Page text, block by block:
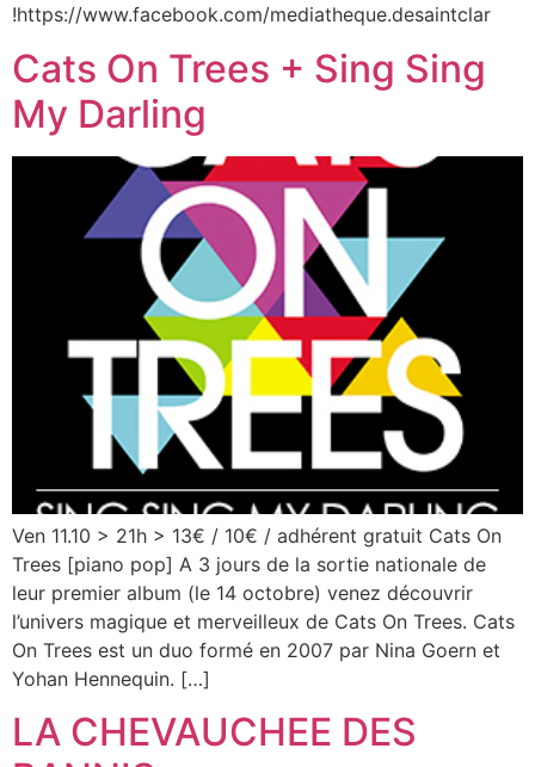
!https://www.facebook.com/mediatheque.desaintclar
Cats On Trees + Sing Sing
My Darling
Ven 11.10 > 21h > 13€ / 10€ / adhérent gratuit Cats On
Trees [piano pop] A 3 jours de la sortie nationale de
leur premier album (le 14 octobre) venez découvrir
l’univers magique et merveilleux de Cats On Trees. Cats
On Trees est un duo formé en 2007 par Nina Goern et
Yohan Hennequin. […]
LA CHEVAUCHEE DES